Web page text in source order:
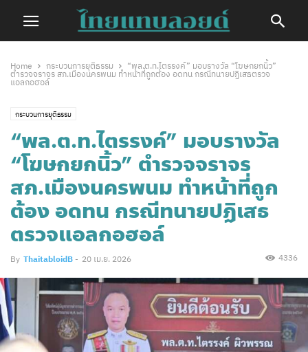
Home กระบวนการยุติธรรม
“พล.ต.ท.ไตรรงค์” มอบรางวัล “โฆษกยกนิ้ว”
ตำรวจจราจร สภ.เมืองนครพนม ทำหน้าที่ถูกต้อง อดทน กรณีทนายปฏิเสธตรวจ
แอลกอฮอล์
กระบวนการยุติธรรม
“พล.ต.ท.ไตรรงค์” มอบรางวัล
“โฆษกยกนิ้ว” ตำรวจจราจร
สภ.เมืองนครพนม ทำหน้าที่ถูก
ต้อง อดทน กรณีทนายปฏิเสธ
ตรวจแอลกอฮอล์
By ThaitabloidB - 20 เม.ย. 2026 4336